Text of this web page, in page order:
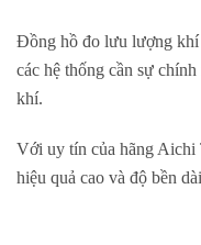
Đồng hồ đo lưu lượng
các hệ thống cần sự
khí.
Với uy tín của hãng Aichi
hiệu quả cao và độ bền